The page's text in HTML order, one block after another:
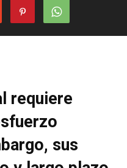
requiere
sus